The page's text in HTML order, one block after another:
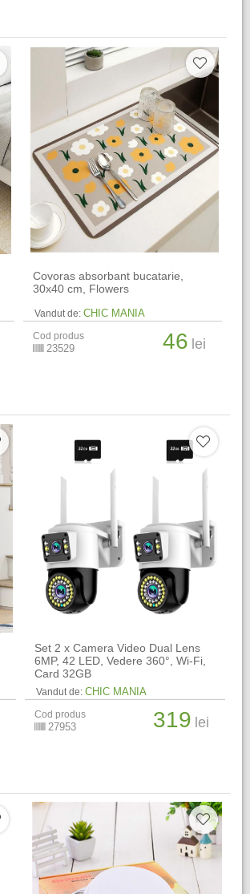
Covoras absorbant bucatarie,
30x40 cm, Flowers
Vandut de: CHIC MANIA
Cod produs
23529 46 lei
Set 2 x Camera Video Dual Lens
6MP, 42 LED, Vedere 360°, Wi-Fi,
Card 32GB
Vandut de: CHIC MANIA
Cod produs
27953 319 lei